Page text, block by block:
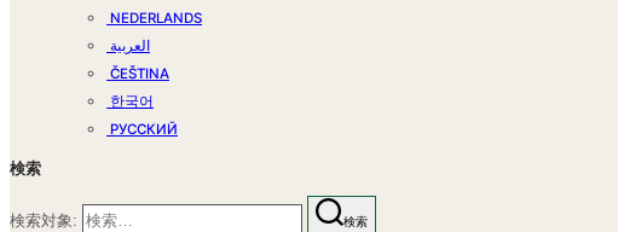
NEDERLANDS
العربية
ČEŠTINA
한국어
РУССКИЙ
検索
検索対象: 検索